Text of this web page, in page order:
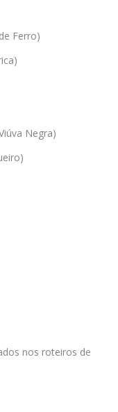
Ferro)
Negra)
nos roteiros de